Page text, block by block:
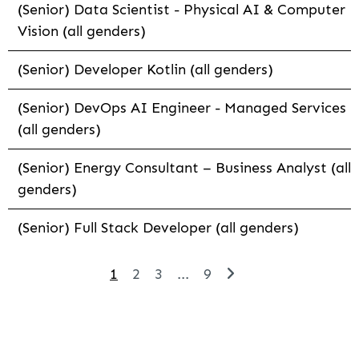
(Senior) Data Scientist - Physical AI & Computer
Vision (all genders)
(Senior) Developer Kotlin (all genders)
(Senior) DevOps AI Engineer - Managed Services
(all genders)
(Senior) Energy Consultant – Business Analyst (all
genders)
(Senior) Full Stack Developer (all genders)
1 2 3 ... 9